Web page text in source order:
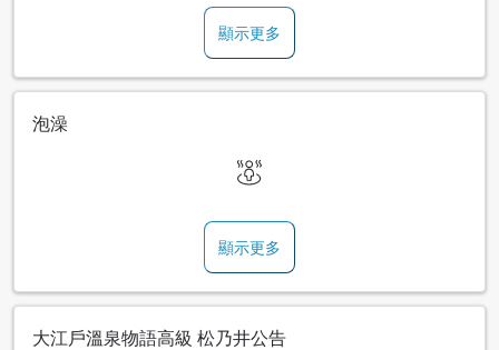
顯示更多
泡澡
顯示更多
大江戶溫泉物語高級 松乃井公告